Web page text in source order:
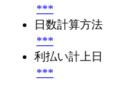
***
日数計算方法
***
利払い計上日
***